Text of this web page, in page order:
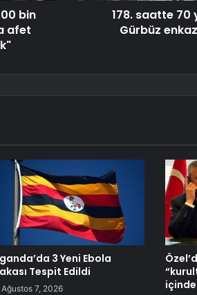
bin
afet
178. saatte 70
Gürbüz
3 Yeni Ebola
Tespit Edildi
Ağustos 7, 2026
içinde